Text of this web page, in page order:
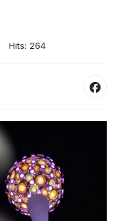
Hits: 264